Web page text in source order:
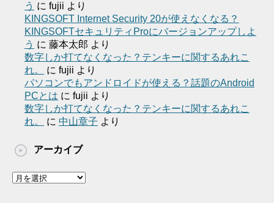
う に fujii より
KINGSOFT Internet Security 20が使えなくなる？
KINGSOFTセキュリティProにバージョンアップしよ
う に 藤本太郎 より
数字しか打てなくなった？テンキーに関するあれこ
れ。
に fujii より
パソコンでもアンドロイドが使える？話題のAndroid
PCとは に fujii より
数字しか打てなくなった？テンキーに関するあれこ
れ。
に 中山章子 より
アーカイブ
ア